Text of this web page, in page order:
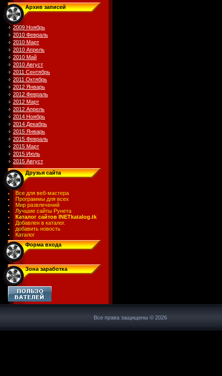
Архив записей
2009 Ноябрь
2010 Февраль
2010 Март
2010 Апрель
2010 Май
2010 Август
2011 Сентябрь
2011 Октябрь
2012 Январь
2012 Февраль
2012 Март
2012 Апрель
2014 Ноябрь
2014 Декабрь
2015 Январь
2015 Февраль
2015 Март
2015 Июль
2015 Август
Друзья сайта
Все для веб-мастера
Программы для всех
Мир развлечений
Лучшие сайты Рунета
Каталог сайтов INETkatalog.tk
Добавлен в каталог.
добавить новость
Каталог
Форма входа
Зона заработка
Все права защищены © 2026